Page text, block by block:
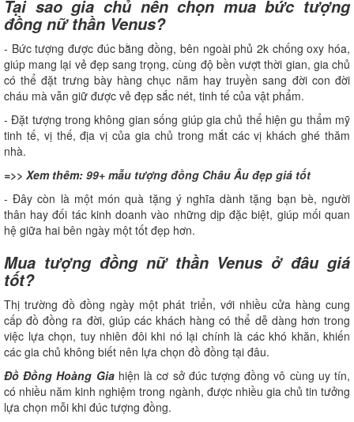
Tại sao gia chủ nên chọn mua bức tượng
đồng nữ thần Venus?
- Bức tượng được đúc bằng đồng, bên ngoài phủ 2k chống oxy hóa,
giúp mang lại vẻ đẹp sang trọng, cùng độ bền vượt thời gian, gia chủ
có thể đặt trưng bày hàng chục năm hay truyền sang đời con đời
cháu mà vẫn giữ được vẻ đẹp sắc nét, tinh tế của vật phẩm.
- Đặt tượng trong không gian sống giúp gia chủ thể hiện gu thẩm mỹ
tinh tế, vị thế, địa vị của gia chủ trong mắt các vị khách ghé thăm
nhà.
=>> Xem thêm: 99+ mẫu tượng đồng Châu Âu đẹp giá tốt
- Đây còn là một món quà tặng ý nghĩa dành tặng bạn bè, người
thân hay đối tác kinh doanh vào những dịp đặc biệt, giúp mối quan
hệ giữa hai bên ngày một tốt đẹp hơn.
Mua tượng đồng nữ thần Venus ở đâu giá
tốt?
Thị trường đồ đồng ngày một phát triển, với nhiều cửa hàng cung
cấp đồ đồng ra đời, giúp các khách hàng có thể dễ dàng hơn trong
việc lựa chọn, tuy nhiên đôi khi nó lại chính là các khó khăn, khiến
các gia chủ không biết nên lựa chọn đồ đồng tại đâu.
Đồ Đồng Hoàng Giahiện là cơ sở đúc tượng đồng vô cùng uy tín,
có nhiều năm kinh nghiệm trong ngành, được nhiều gia chủ tin tưởng
lựa chọn mỗi khi đúc tượng đồng.